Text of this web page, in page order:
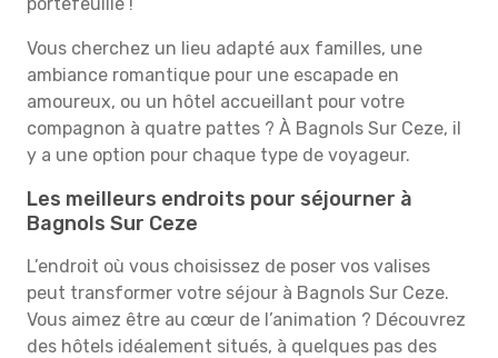
Vous cherchez un lieu adapté aux familles, une
ambiance romantique pour une escapade en
amoureux, ou un hôtel accueillant pour votre
compagnon à quatre pattes ? À Bagnols Sur Ceze, il
y a une option pour chaque type de voyageur.
Les meilleurs endroits pour séjourner à
Bagnols Sur Ceze
L’endroit où vous choisissez de poser vos valises
peut transformer votre séjour à Bagnols Sur Ceze.
Vous aimez être au cœur de l’animation ? Découvrez
des hôtels idéalement situés, à quelques pas des